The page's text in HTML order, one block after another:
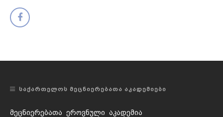
ᲡᲐᲥᲐᲠᲗᲔᲚᲝᲡ ᲛᲔᲪᲜᲘᲔᲠᲔᲑᲐᲗᲐ ᲐᲙᲐᲓᲔᲛᲘᲔᲑᲘ
მეცნიერებათა ეროვნული აკადემია